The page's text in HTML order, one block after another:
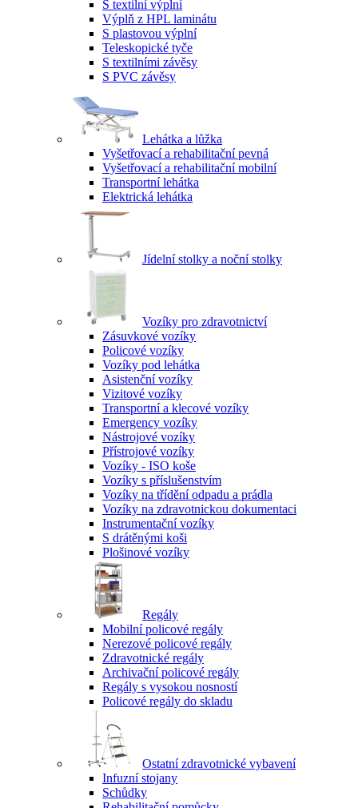
S textilní výplní
Výplň z HPL laminátu
S plastovou výplní
Teleskopické tyče
S textilními závěsy
S PVC závěsy
Lehátka a lůžka
Vyšetřovací a rehabilitační pevná
Vyšetřovací a rehabilitační mobilní
Transportní lehátka
Elektrická lehátka
Jídelní stolky a noční stolky
Vozíky pro zdravotnictví
Zásuvkové vozíky
Policové vozíky
Vozíky pod lehátka
Asistenční vozíky
Vizitové vozíky
Transportní a klecové vozíky
Emergency vozíky
Nástrojové vozíky
Přístrojové vozíky
Vozíky - ISO koše
Vozíky s příslušenstvím
Vozíky na třídění odpadu a prádla
Vozíky na zdravotnickou dokumentaci
Instrumentační vozíky
S drátěnými koši
Plošinové vozíky
Regály
Mobilní policové regály
Nerezové policové regály
Zdravotnické regály
Archivační policové regály
Regály s vysokou nosností
Policové regály do skladu
Ostatní zdravotnické vybavení
Infuzní stojany
Schůdky